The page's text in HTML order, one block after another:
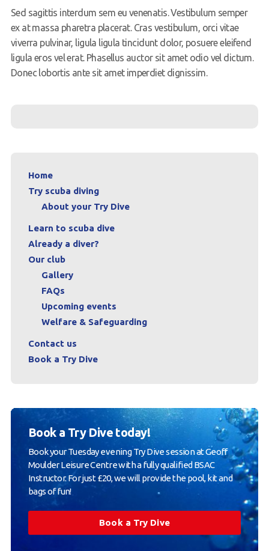
Sed sagittis interdum sem eu venenatis. Vestibulum semper
ex at massa pharetra placerat. Cras vestibulum, orci vitae
viverra pulvinar, ligula ligula tincidunt dolor, posuere eleifend
ligula eros vel erat. Phasellus auctor sit amet odio vel dictum.
Donec lobortis ante sit amet imperdiet dignissim.
Home
Try scuba diving
About your Try Dive
Learn to scuba dive
Already a diver?
Our club
Gallery
FAQs
Upcoming events
Welfare & Safeguarding
Contact us
Book a Try Dive
Book a Try Dive today!
Book your Tuesday evening Try Dive session at Geoff
Moulder Leisure Centre with a fully qualified BSAC
Instructor. For just £20, we will provide the pool, kit and
bags of fun!
Book a Try Dive